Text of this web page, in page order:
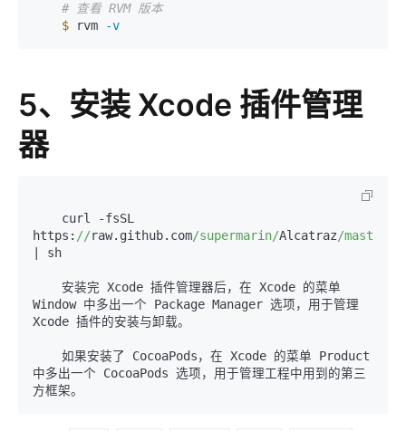
# 查看 RVM 版本
$ rvm -v
5、安装 Xcode 插件管理
器
https: //raw.github.com/supermarin/Alcatraz/master/
| sh
Window 中多出一个 Package Manager 选项，用于管理
Xcode 插件的安装与卸载。
中多出一个 CocoaPods 选项，用于管理工程中用到的第三
方框架。